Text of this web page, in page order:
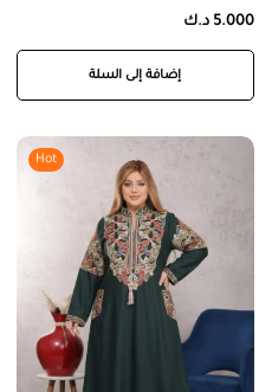
5.000 د.ك
إضافة إلى السلة
Hot